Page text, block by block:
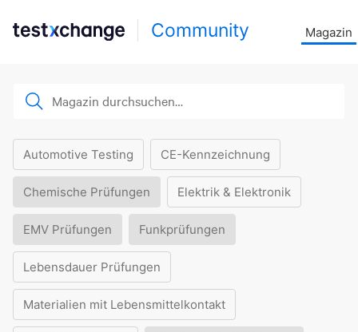
Community Magazin
Automotive Testing CE-Kennzeichnung
Chemische Prüfungen Elektrik & Elektronik
EMV Prüfungen Funkprüfungen
Lebensdauer Prüfungen
Materialien mit Lebensmittelkontakt